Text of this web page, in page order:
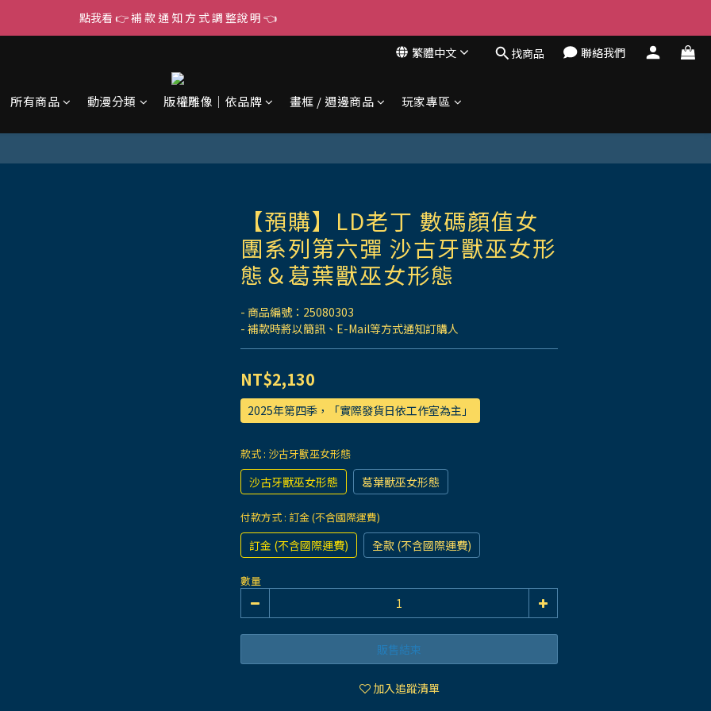
點我看 👉 補 款 通 知 方 式 調 整說 明 👈
繁體中文 找商品 聯絡我們
所有商品 動漫分類 版權雕像｜依品牌 畫框 / 週邊商品 玩家專區
【預購】LD老丁 數碼顏值女
團系列第六彈 沙古牙獸巫女形
態＆葛葉獸巫女形態
- 商品編號：25080303
- 補款時將以簡訊、E-Mail等方式通知訂購人
NT$2,130
2025年第四季，「實際發貨日依工作室為主」
款式 : 沙古牙獸巫女形態
沙古牙獸巫女形態 葛葉獸巫女形態
付款方式 : 訂金 (不含國際運費)
訂金 (不含國際運費) 全款 (不含國際運費)
數量
販售結束
加入追蹤清單